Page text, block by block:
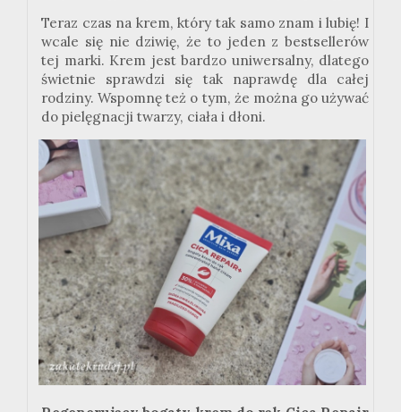
Teraz czas na krem, który tak samo znam i lubię! I
wcale się nie dziwię, że to jeden z bestsellerów
tej marki. Krem jest bardzo uniwersalny, dlatego
świetnie sprawdzi się tak naprawdę dla całej
rodziny. Wspomnę też o tym, że można go używać
do pielęgnacji twarzy, ciała i dłoni.